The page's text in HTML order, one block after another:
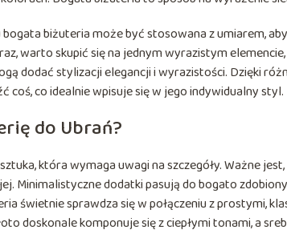
biżuteria może być stosowana z umiarem,
warto skupić się na jednym wyrazistym
dodać stylizacji elegancji i wyrazistości. Dzięki
coś, co idealnie wpisuje się w jego indywidualny styl.
do Ubrań?
która wymaga uwagi na szczegóły. Ważne
Minimalistyczne dodatki pasują do bogato
świetnie sprawdza się w połączeniu z prostymi,
doskonale komponuje się z ciepłymi tonami, a